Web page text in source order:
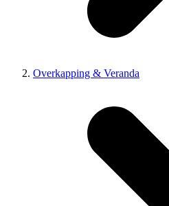
Overkapping & Veranda